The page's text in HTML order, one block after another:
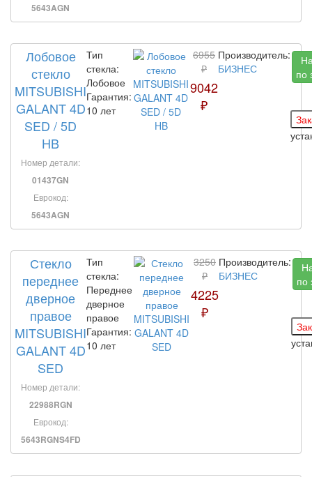
5643AGN
Лобовое
стекло
MITSUBISHI
GALANT 4D
SED / 5D
HB
Номер детали:
01437GN
Еврокод:
5643AGN
Тип
стекла:
Лобовое
Гарантия:
10 лет
6955
₽
9042
₽
Производитель:
БИЗНЕС
по
Стекло
переднее
дверное
правое
MITSUBISHI
GALANT 4D
SED
Номер детали:
22988RGN
Еврокод:
5643RGNS4FD
Тип
стекла:
Переднее
дверное
правое
Гарантия:
10 лет
3250
₽
4225
₽
Производитель:
БИЗНЕС
по